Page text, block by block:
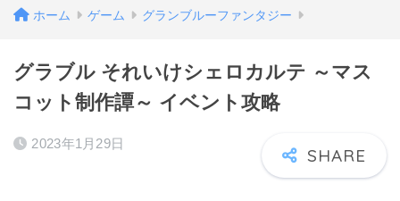
ホーム ゲーム グランブルーファンタジー
グラブル それいけシェロカルテ ～マス
コット制作譚～ イベント攻略
2023年1月29日